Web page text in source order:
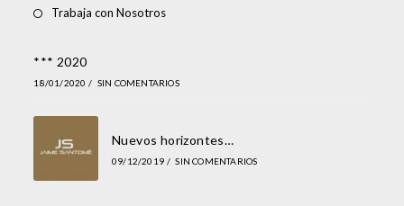
Trabaja con Nosotros
*** 2020
18/01/2020 / SIN COMENTARIOS
Nuevos horizontes…
09/12/2019 / SIN COMENTARIOS